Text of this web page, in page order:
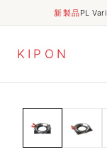
新製品PL
K I P O N
HOME SHOP